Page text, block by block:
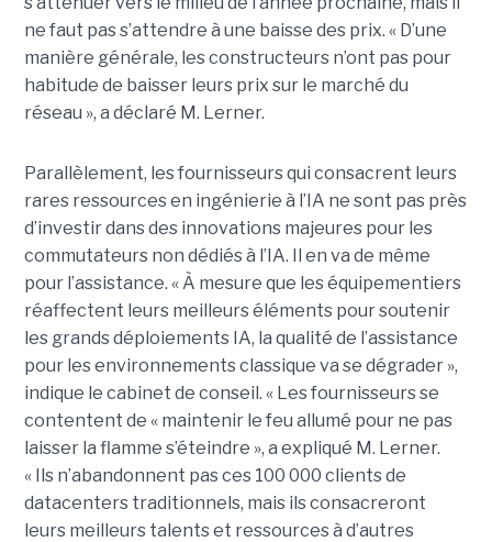
ne faut pas s’attendre à une baisse des prix. « D’une
manière générale, les constructeurs n’ont pas pour
habitude de baisser leurs prix sur le marché du
réseau », a déclaré M. Lerner.
Parallèlement, les fournisseurs qui consacrent leurs
rares ressources en ingénierie à l’IA ne sont pas près
d’investir dans des innovations majeures pour les
commutateurs non dédiés à l’IA. Il en va de même
pour l’assistance. « À mesure que les équipementiers
réaffectent leurs meilleurs éléments pour soutenir
les grands déploiements IA, la qualité de l’assistance
pour les environnements classique va se dégrader »,
indique le cabinet de conseil. « Les fournisseurs se
contentent de « maintenir le feu allumé pour ne pas
laisser la flamme s’éteindre », a expliqué M. Lerner.
« Ils n’abandonnent pas ces 100 000 clients de
datacenters traditionnels, mais ils consacreront
leurs meilleurs talents et ressources à d’autres